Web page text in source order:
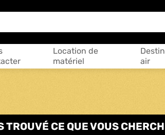
Location de
matériel
air
TROUVÉ CE QUE VOUS